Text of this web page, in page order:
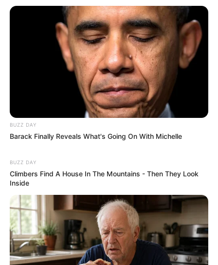
BUZZ DAY
Barack Finally Reveals What's Going On With Michelle
BUZZ DAY
Climbers Find A House In The Mountains - Then They Look
Inside